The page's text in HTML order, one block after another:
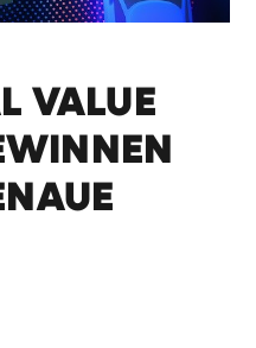
VALUE